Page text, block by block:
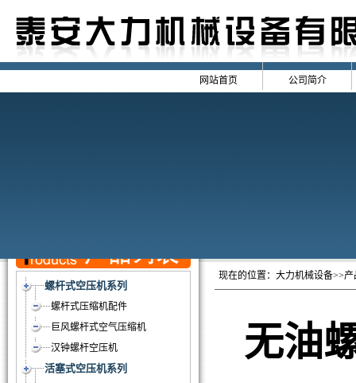
网站首页 公司简介
螺杆式空压机系列
螺杆式压缩机配件
巨风螺杆式空气压缩机
汉钟螺杆空压机
活塞式空压机系列
现在的位置： 大力机械设备>>产
无油